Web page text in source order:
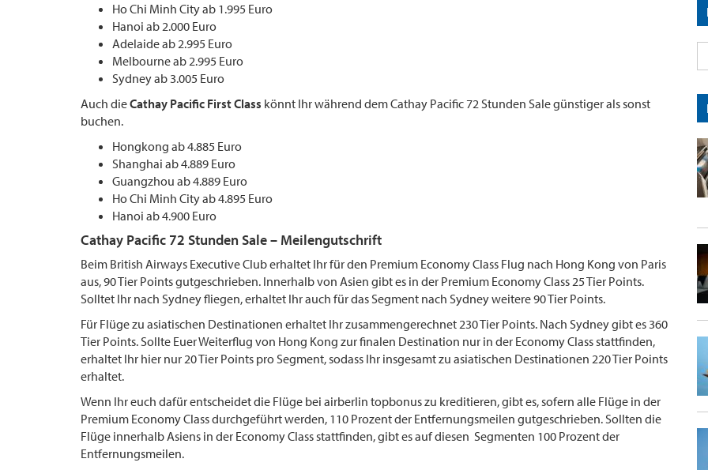
Ho Chi Minh City ab 1.995 Euro
Hanoi ab 2.000 Euro
Adelaide ab 2.995 Euro
Melbourne ab 2.995 Euro
Sydney ab 3.005 Euro
Auch dieCathay Pacific First Class könnt Ihr während dem Cathay Pacific 72 Stunden Sale günstiger als sonst
buchen.
Hongkong ab 4.885 Euro
Shanghai ab 4.889 Euro
Guangzhou ab 4.889 Euro
Ho Chi Minh City ab 4.895 Euro
Hanoi ab 4.900 Euro
Cathay Pacific 72 Stunden Sale – Meilengutschrift
Beim British Airways Executive Club erhaltet Ihr für den Premium Economy Class Flug nach Hong Kong von Paris
aus, 90 Tier Points gutgeschrieben. Innerhalb von Asien gibt es in der Premium Economy Class 25 Tier Points.
Solltet Ihr nach Sydney fliegen, erhaltet Ihr auch für das Segment nach Sydney weitere 90 Tier Points.
Für Flüge zu asiatischen Destinationen erhaltet Ihr zusammengerechnet 230 Tier Points. Nach Sydney gibt es 360
Tier Points. Sollte Euer Weiterflug von Hong Kong zur finalen Destination nur in der Economy Class stattfinden,
erhaltet Ihr hier nur 20 Tier Points pro Segment, sodass Ihr insgesamt zu asiatischen Destinationen 220 Tier Points
erhaltet.
Wenn Ihr euch dafür entscheidet die Flüge bei airberlin topbonus zu kreditieren, gibt es, sofern alle Flüge in der
Premium Economy Class durchgeführt werden, 110 Prozent der Entfernungsmeilen gutgeschrieben. Sollten die
Flüge innerhalb Asiens in der Economy Class stattfinden, gibt es auf diesen Segmenten 100 Prozent der
Entfernungsmeilen.